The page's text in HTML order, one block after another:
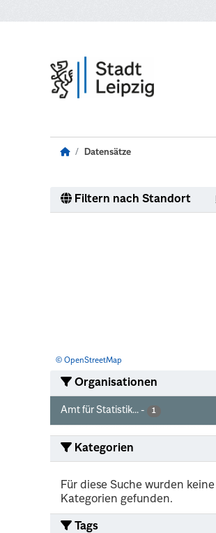
Datensätze
Filtern nach Standort
© OpenStreetMap
Organisationen
Amt für Statistik... - 1
Kategorien
Für diese Suche wurden keine
Kategorien gefunden.
Tags